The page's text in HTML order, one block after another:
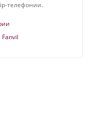
телефонии.